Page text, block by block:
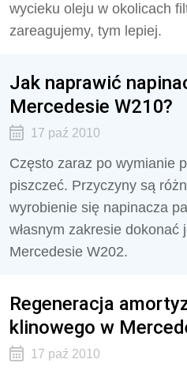
wycieku oleju w okolicach
zareagujemy, tym lepiej.
Jak naprawić
Mercedesie W210?
17 paź 2010
Często zaraz po wymianie
piszczeć. Przyczyny są
wyrobienie się napinacza
własnym zakresie dokonać
Mercedesie W202.
Regeneracja
klinowego w
17 paź 2010